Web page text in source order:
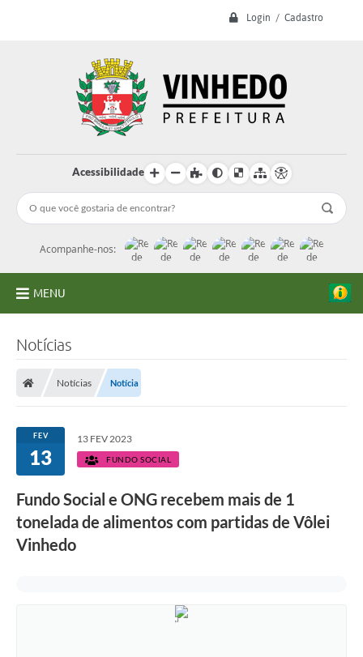
Login / Cadastro
Acessibilidade
Acompanhe-nos:
MENU
Licitações
Transparência
Concursos e Processos Seletivos
Notícias
Notícias Notícia
FEV
13
13 FEV 2023
FUNDO SOCIAL
Fundo Social e ONG recebem mais de 1
tonelada de alimentos com partidas de Vôlei
Vinhedo